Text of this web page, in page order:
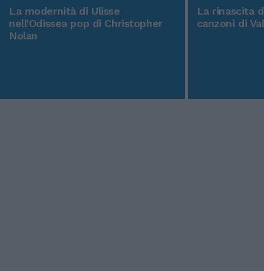
La modernità di Ulisse
nell'Odissea pop di Christopher
Nolan
La rinascita
canzoni di